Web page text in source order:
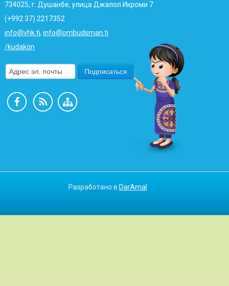
734025, г. Душанбе, улица Джалол Икроми 7
(+992 37) 2217352
info@vhk.tj, info@ombudsman.tj
/kudakon
Разработано в DarAmal